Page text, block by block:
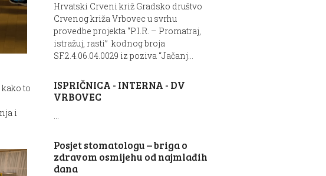
to
i
Hrvatski Crveni križ Gradsko društvo
Crvenog križa Vrbovec u svrhu
provedbe projekta “P.I.R. – Promatraj,
istražuj, rasti” kodnog broja
SF.2.4.06.04.0029 iz poziva “Jačanj...
ISPRIČNICA - INTERNA - DV
VRBOVEC
Posjet stomatologu – briga o
zdravom osmijehu od najmlađih
dana